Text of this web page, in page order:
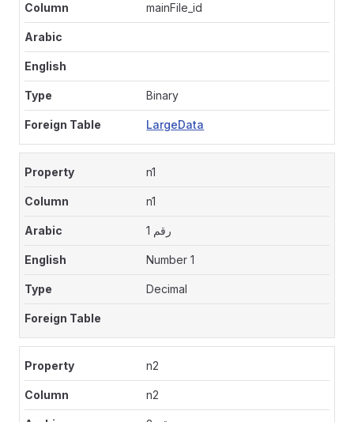
mainFile_id
Binary
LargeData
n1
n1
رقم 1
Number 1
Decimal
n2
n2